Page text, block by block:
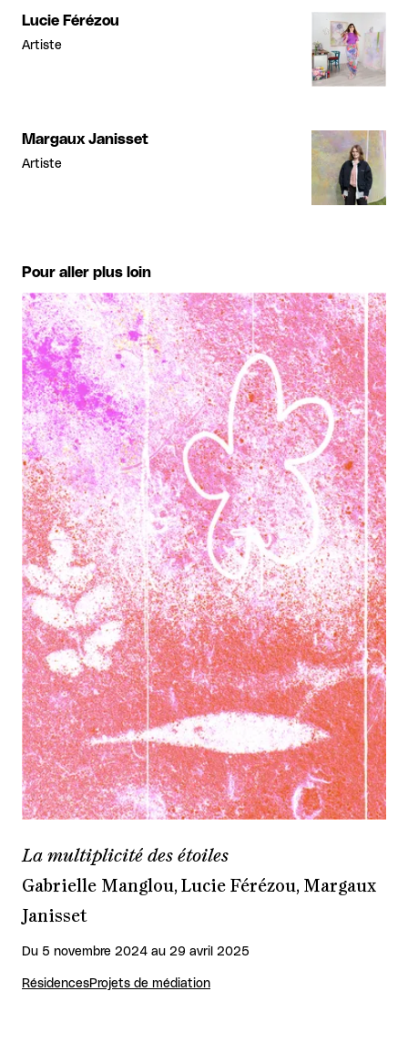
Lucie Férézou
Artiste
Margaux Janisset
Artiste
Pour aller plus loin
La multiplicité des étoiles
Gabrielle Manglou, Lucie Férézou, Margaux
Janisset
Du 5 novembre 2024 au 29 avril 2025
RésidencesProjets de médiation